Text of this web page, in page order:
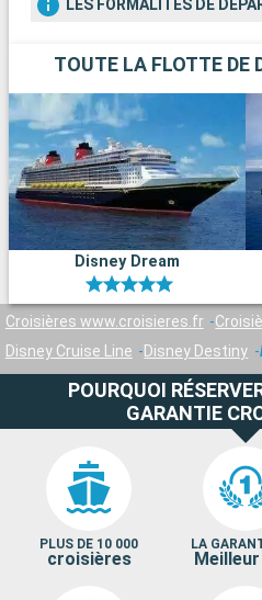
LES FORMALITÉS DE
TOUTE LA FLOTTE DE
Disney Dream
Croisières www.croisieres.fr
Disney Cruise Line
Disney Destiny
POURQUOI
GARANTIE
PLUS DE 10 000
croisières
LA